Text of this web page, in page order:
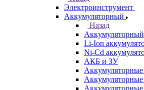
Электроинструмент
Аккумуляторный
Назад
Аккумуляторный
Li-Ion
Ni-Cd
АКБ и ЗУ
Аккумуляторные
Аккумуляторные